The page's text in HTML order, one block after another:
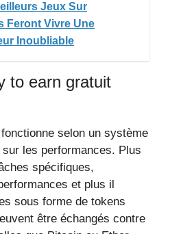
Jeux Sur
Feront Vivre Une
Inoubliable
to earn gratuit
selon un système
sur les performances. Plus
spécifiques,
et plus il
sous forme de tokens
être échangés contre